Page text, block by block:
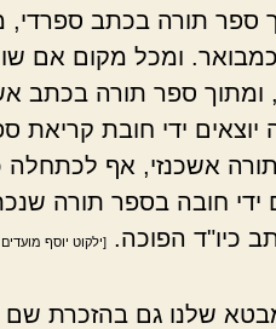
ספר תורה בכתב
ומכל מקום אם
ספר תורה בכתב
ידי חובת קריאת
אשכנזי, אף לכתחלה
ידי חובה בספר תורה
כיו"ד הפוכה.
[ילקוט יוסף
שלנו גם בהזכרת